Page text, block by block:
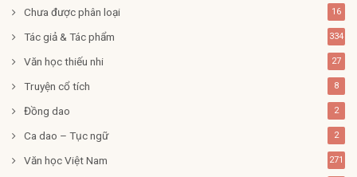
Chưa được phân loại 16
Tác giả & Tác phẩm 334
Văn học thiếu nhi 27
Truyện cổ tích 8
Đồng dao 2
Ca dao – Tục ngữ 2
Văn học Việt Nam 271